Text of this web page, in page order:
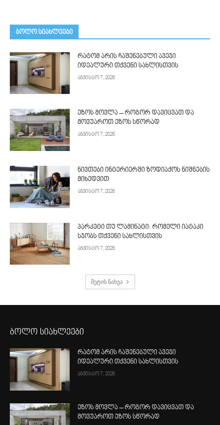
ᲑᲝᲚᲝ ᲡᲘᲐᲮᲚᲔᲔᲑᲘ
რატომ არის ჩაშენებული ავეჯი
იდეალური თქვენი სახლისთვის
აგვისტო 7, 2026
ეზოს მოვლა – როგორ დავიცვათ და
მოვუაროთ ეზოს სწორად
აგვისტო 7, 2026
ნივთები ინტერიერში ზოდიაქოს ნიშნების
მიხედვით
აგვისტო 7, 2026
პარკეტი თუ ლამინატი: რომელი იატაკი
სჯობს თქვენი სახლისთვის
აგვისტო 7, 2026
მეტის ნახვა
ბოლო სიახლეები
რატომ არის ჩაშენებული ავეჯი
იდეალური თქვენი სახლისთვის
აგვისტო 7, 2026
ეზოს მოვლა – როგორ დავიცვათ და
მოვუაროთ ეზოს სწორად